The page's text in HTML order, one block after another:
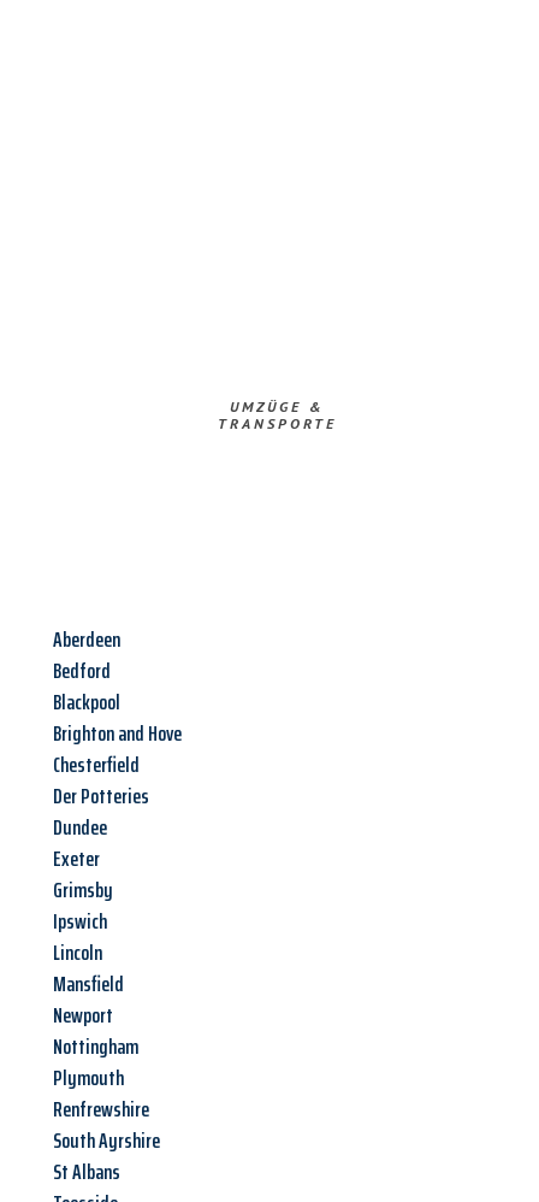
UMZÜGE &
TRANSPORTE
Aberdeen
Bedford
Blackpool
Brighton and Hove
Chesterfield
Der Potteries
Dundee
Exeter
Grimsby
Ipswich
Lincoln
Mansfield
Newport
Nottingham
Plymouth
Renfrewshire
South Ayrshire
St Albans